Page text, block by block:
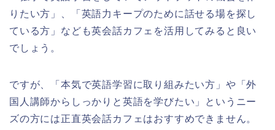
りたい方」、「英語力キープのために話せる場を探し
ている方」なども英会話カフェを活用してみると良い
でしょう。
ですが、「本気で英語学習に取り組みたい方」や「外
国人講師からしっかりと英語を学びたい」というニー
ズの方には正直英会話カフェはおすすめできません。